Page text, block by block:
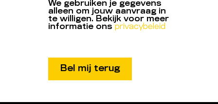
We gebruiken je gegevens
alleen om jouw aanvraag in
te willigen. Bekijk voor meer
informatie ons privacybeleid